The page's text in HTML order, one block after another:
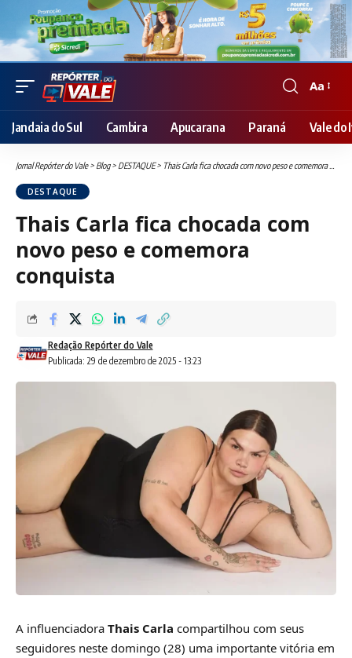
Font
Resizer
Aa
Jandaia do Sul Cambira Apucarana Paraná Vale do
Jornal Repórter do Vale> Blog> DESTAQUE> Thais Carla fica chocada com novo peso e comemora conquista
DESTAQUE
Thais Carla fica chocada com
novo peso e comemora
conquista
Publicada: 29 de dezembro de 2025 - 13:23
Redação Repórter do Vale
A influenciadora Thais Carla compartilhou com seus
seguidores neste domingo (28) uma importante vitória em